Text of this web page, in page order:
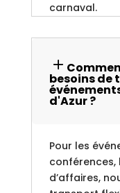
carnaval.
besoins de
d'Azur ?
Pour les
conférences,
d’affaires,